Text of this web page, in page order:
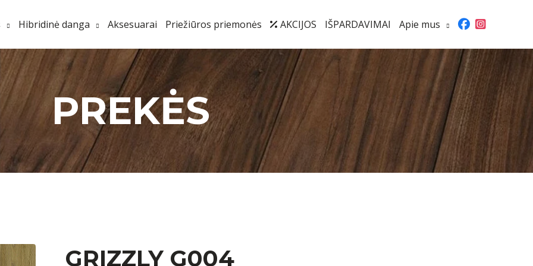
Hibridinė danga Aksesuarai Priežiūros priemonės AKCIJOS IŠPARDAVIMAI Apie mus
PREKĖS
GRIZZLY G004